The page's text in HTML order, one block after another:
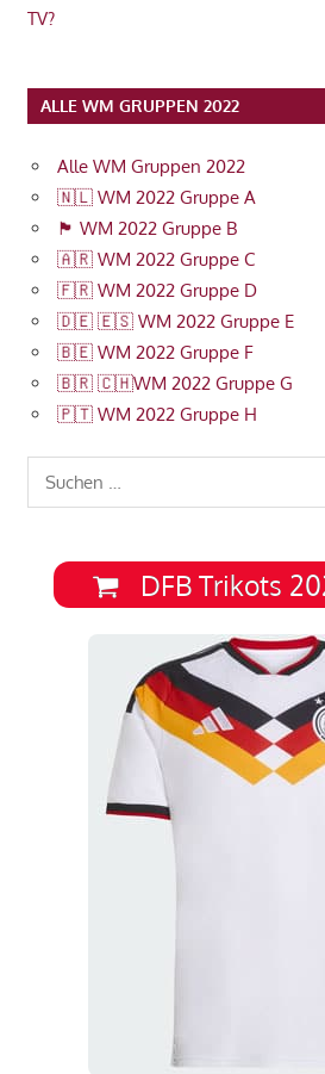
TV?
ALLE WM GRUPPEN 2022
Alle WM Gruppen 2022
🇳🇱 WM 2022 Gruppe A
🏴󠁧󠁢󠁥󠁮󠁧󠁿 WM 2022 Gruppe B
🇦🇷 WM 2022 Gruppe C
🇫🇷 WM 2022 Gruppe D
🇩🇪 🇪🇸 WM 2022 Gruppe E
🇧🇪 WM 2022 Gruppe F
🇧🇷 🇨🇭WM 2022 Gruppe G
🇵🇹 WM 2022 Gruppe H
Suchen
nach:
DFB Trikots